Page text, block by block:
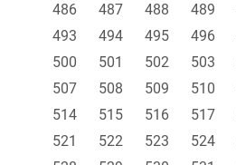
486
487 488 489
493
494 495 496
500
501 502 503
507
508 509 510
514
515 516 517
521
522 523 524